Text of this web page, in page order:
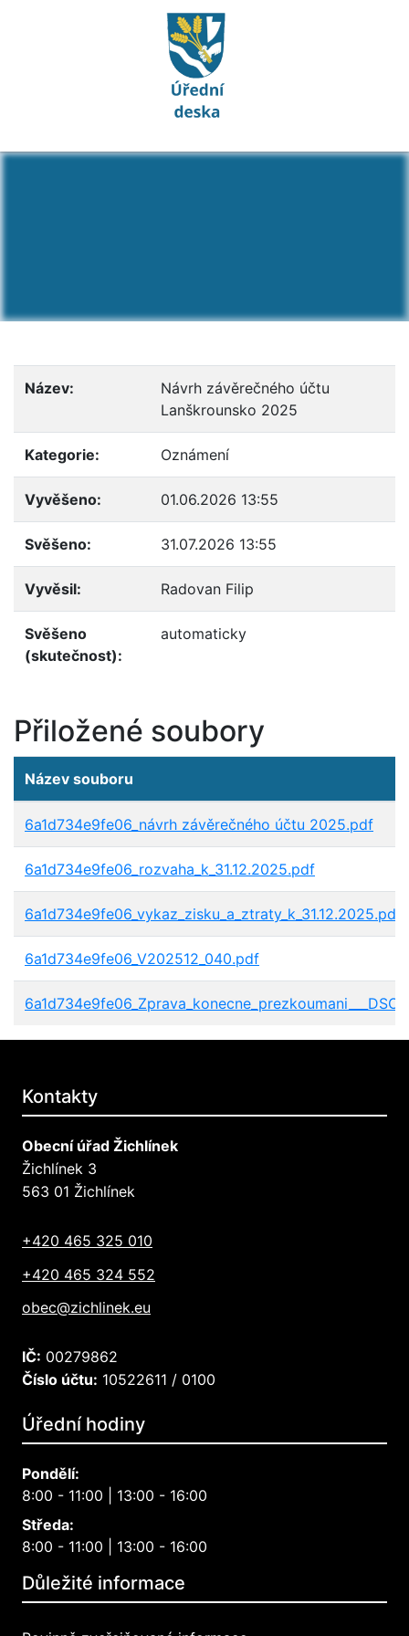
Detail dokumentu:
Název:
Návrh závěrečného účtu
Lanškrounsko 2025
Kategorie: Oznámení
Vyvěšeno: 01.06.2026 13:55
Svěšeno: 31.07.2026 13:55
Vyvěsil: Radovan Filip
Svěšeno
(skutečnost):
automaticky
Přiložené soubory
Název souboru
6a1d734e9fe06_návrh závěrečného účtu 2025.pdf
6a1d734e9fe06_rozvaha_k_31.12.2025.pdf
6a1d734e9fe06_vykaz_zisku_a_ztraty_k_31.12.2025.pdf
6a1d734e9fe06_V202512_040.pdf
Kontakty
Obecní úřad Žichlínek
Žichlínek 3
563 01 Žichlínek
+420 465 325 010
+420 465 324 552
obec@zichlinek.eu
IČ: 00279862
Číslo účtu: 10522611 / 0100
Úřední hodiny
Pondělí:
8:00 - 11:00 | 13:00 - 16:00
Středa:
8:00 - 11:00 | 13:00 - 16:00
Důležité informace